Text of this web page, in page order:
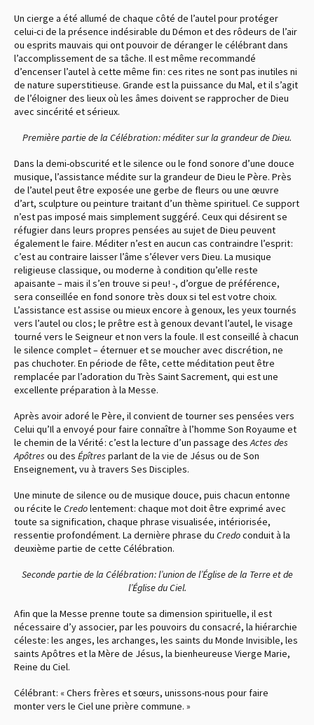
Un cierge a été allumé de chaque côté de l’autel pour protéger
celui-ci de la présence indésirable du Démon et des rôdeurs de l’air
ou esprits mauvais qui ont pouvoir de déranger le célébrant dans
l’accomplissement de sa tâche. Il est même recommandé
d’encenser l’autel à cette même fin : ces rites ne sont pas inutiles ni
de nature superstitieuse. Grande est la puissance du Mal, et il s’agit
de l’éloigner des lieux où les âmes doivent se rapprocher de Dieu
avec sincérité et sérieux.
Première partie de la Célébration : méditer sur la grandeur de Dieu.
Dans la demi-obscurité et le silence ou le fond sonore d’une douce
musique, l’assistance médite sur la grandeur de Dieu le Père. Près
de l’autel peut être exposée une gerbe de fleurs ou une œuvre
d’art, sculpture ou peinture traitant d’un thème spirituel. Ce support
n’est pas imposé mais simplement suggéré. Ceux qui désirent se
réfugier dans leurs propres pensées au sujet de Dieu peuvent
également le faire. Méditer n’est en aucun cas contraindre l’esprit :
c’est au contraire laisser l’âme s’élever vers Dieu. La musique
religieuse classique, ou moderne à condition qu’elle reste
apaisante – mais il s’en trouve si peu ! -, d’orgue de préférence,
sera conseillée en fond sonore très doux si tel est votre choix.
L’assistance est assise ou mieux encore à genoux, les yeux tournés
vers l’autel ou clos ; le prêtre est à genoux devant l’autel, le visage
tourné vers le Seigneur et non vers la foule. Il est conseillé à chacun
le silence complet – éternuer et se moucher avec discrétion, ne
pas chuchoter. En période de fête, cette méditation peut être
remplacée par l’adoration du Très Saint Sacrement, qui est une
excellente préparation à la Messe.
Après avoir adoré le Père, il convient de tourner ses pensées vers
Celui qu’Il a envoyé pour faire connaître à l’homme Son Royaume et
le chemin de la Vérité : c’est la lecture d’un passage desActes des
Apôtres ou des Épîtres parlant de la vie de Jésus ou de Son
Enseignement, vu à travers Ses Disciples.
Une minute de silence ou de musique douce, puis chacun entonne
ou récite le Credolentement : chaque mot doit être exprimé avec
toute sa signification, chaque phrase visualisée, intériorisée,
ressentie profondément. La dernière phrase du Credoconduit à la
deuxième partie de cette Célébration.
Seconde partie de la Célébration : l’union de l’Église de la Terre et de
l’Église du Ciel.
Afin que la Messe prenne toute sa dimension spirituelle, il est
nécessaire d’y associer, par les pouvoirs du consacré, la hiérarchie
céleste : les anges, les archanges, les saints du Monde Invisible, les
saints Apôtres et la Mère de Jésus, la bienheureuse Vierge Marie,
Reine du Ciel.
Célébrant : « Chers frères et sœurs, unissons-nous pour faire
monter vers le Ciel une prière commune. »